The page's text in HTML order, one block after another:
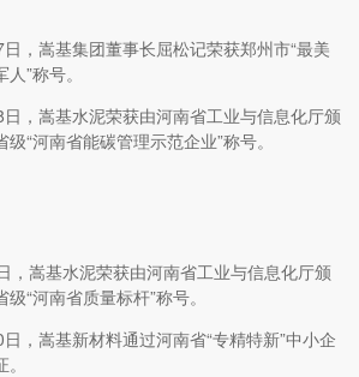
，嵩基集团董事长屈松记荣获郑州市“最美
”称号。
，嵩基水泥荣获由河南省工业与信息化厅颁
级“河南省能碳管理示范企业”称号。
，嵩基水泥荣获由河南省工业与信息化厅颁
级“河南省质量标杆”称号。
，嵩基新材料通过河南省“专精特新”中小企